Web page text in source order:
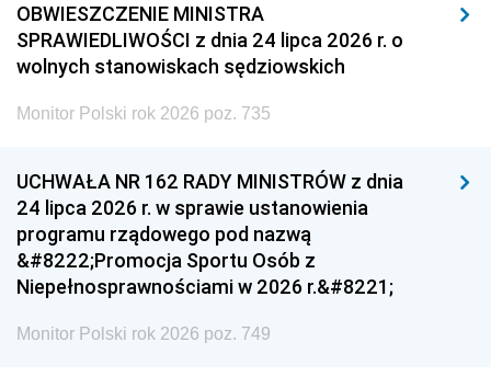
OBWIESZCZENIE MINISTRA
SPRAWIEDLIWOŚCI z dnia 24 lipca 2026 r. o
wolnych stanowiskach sędziowskich
Monitor Polski rok 2026 poz. 735
UCHWAŁA NR 162 RADY MINISTRÓW z dnia
24 lipca 2026 r. w sprawie ustanowienia
programu rządowego pod nazwą
&#8222;Promocja Sportu Osób z
Niepełnosprawnościami w 2026 r.&#8221;
Monitor Polski rok 2026 poz. 749